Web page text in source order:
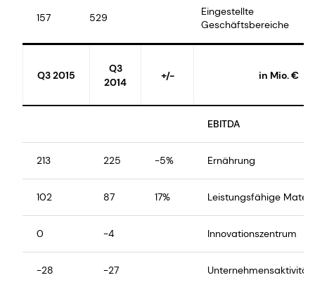
157 529
Eingestellte
Geschäftsbereiche
Q3 2015
Q3
2014
+/- in Mio. €
EBITDA
213 225 -5% Ernährung
102 87 17% Leistungsfähige
0 -4 Innovationszentrum
-28 -27